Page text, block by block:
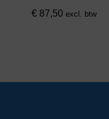
€ 87,50 excl. btw